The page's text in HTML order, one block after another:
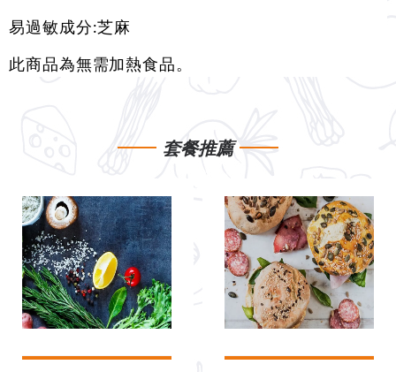
易過敏成分:芝麻
此商品為無需加熱食品。
套餐推薦